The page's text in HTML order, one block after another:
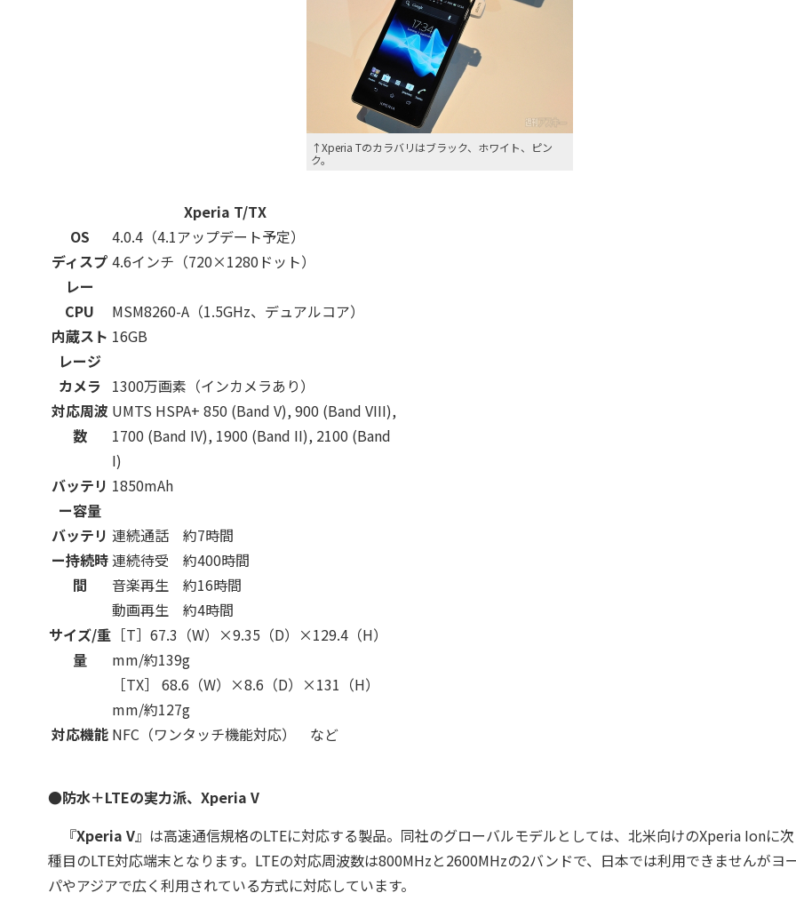
↑Xperia Tのカラバリはブラック、ホワイト、ピン
ク。
Xperia T/TX
OS
4.0.4（4.1アップデート予定）
ディスプ
レー
4.6インチ（720×1280ドット）
CPU
MSM8260-A（1.5GHz、デュアルコア）
内蔵スト
レージ
16GB
カメラ
1300万画素（インカメラあり）
対応周波
数
UMTS HSPA+ 850 (Band V), 900 (Band VIII),
1700 (Band IV), 1900 (Band II), 2100 (Band
I)
バッテリ
ー容量
1850mAh
バッテリ
ー持続時
間
連続通話 約7時間
連続待受 約400時間
音楽再生 約16時間
動画再生 約4時間
サイズ/重
量
［T］67.3（W）×9.35（D）×129.4（H）
mm/約139g
［TX］ 68.6（W）×8.6（D）×131（H）
mm/約127g
対応機能 NFC（ワンタッチ機能対応） など
●防水＋LTEの実力派、Xperia V
『Xperia V』は高速通信規格のLTEに対応する製品。同社のグローバルモデルとしては、北米向けのXperia Ionに
種目のLTE対応端末となります。LTEの対応周波数は800MHzと2600MHzの2バンドで、日本では利用できませんがヨ
パやアジアで広く利用されている方式に対応しています。